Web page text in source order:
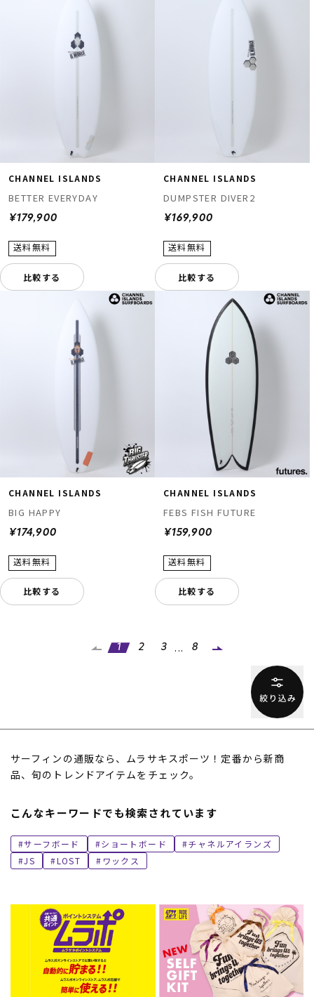
CHANNEL ISLANDS
BETTER EVERYDAY
¥179,900
比較する
CHANNEL ISLANDS
DUMPSTER DIVER2
¥169,900
比較する
CHANNEL ISLANDS
BIG HAPPY
¥174,900
比較する
CHANNEL ISLANDS
FEBS FISH FUTURE
¥159,900
比較する
1 2 3 ... 8
サーフィンの通販なら、ムラサキスポーツ！定番から新商
品、旬のトレンドアイテムをチェック。
こんなキーワードでも検索されています
サーフボード ショートボード
チャネルアイランズ
JS
LOST ワックス